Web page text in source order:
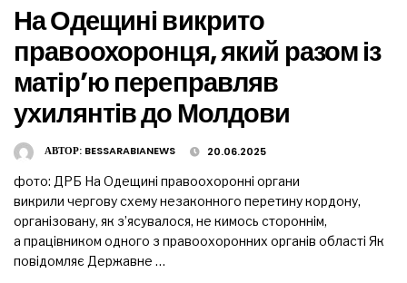
На Одещині викрито
правоохоронця, який разом із
матір’ю переправляв
ухилянтів до Молдови
АВТОР: BESSARABIANEWS 20.06.2025
фото: ДРБ На Одещині правоохоронні органи
викрили чергову схему незаконного перетину кордону,
організовану, як з’ясувалося, не кимось стороннім,
а працівником одного з правоохоронних органів області Як
повідомляє Державне …